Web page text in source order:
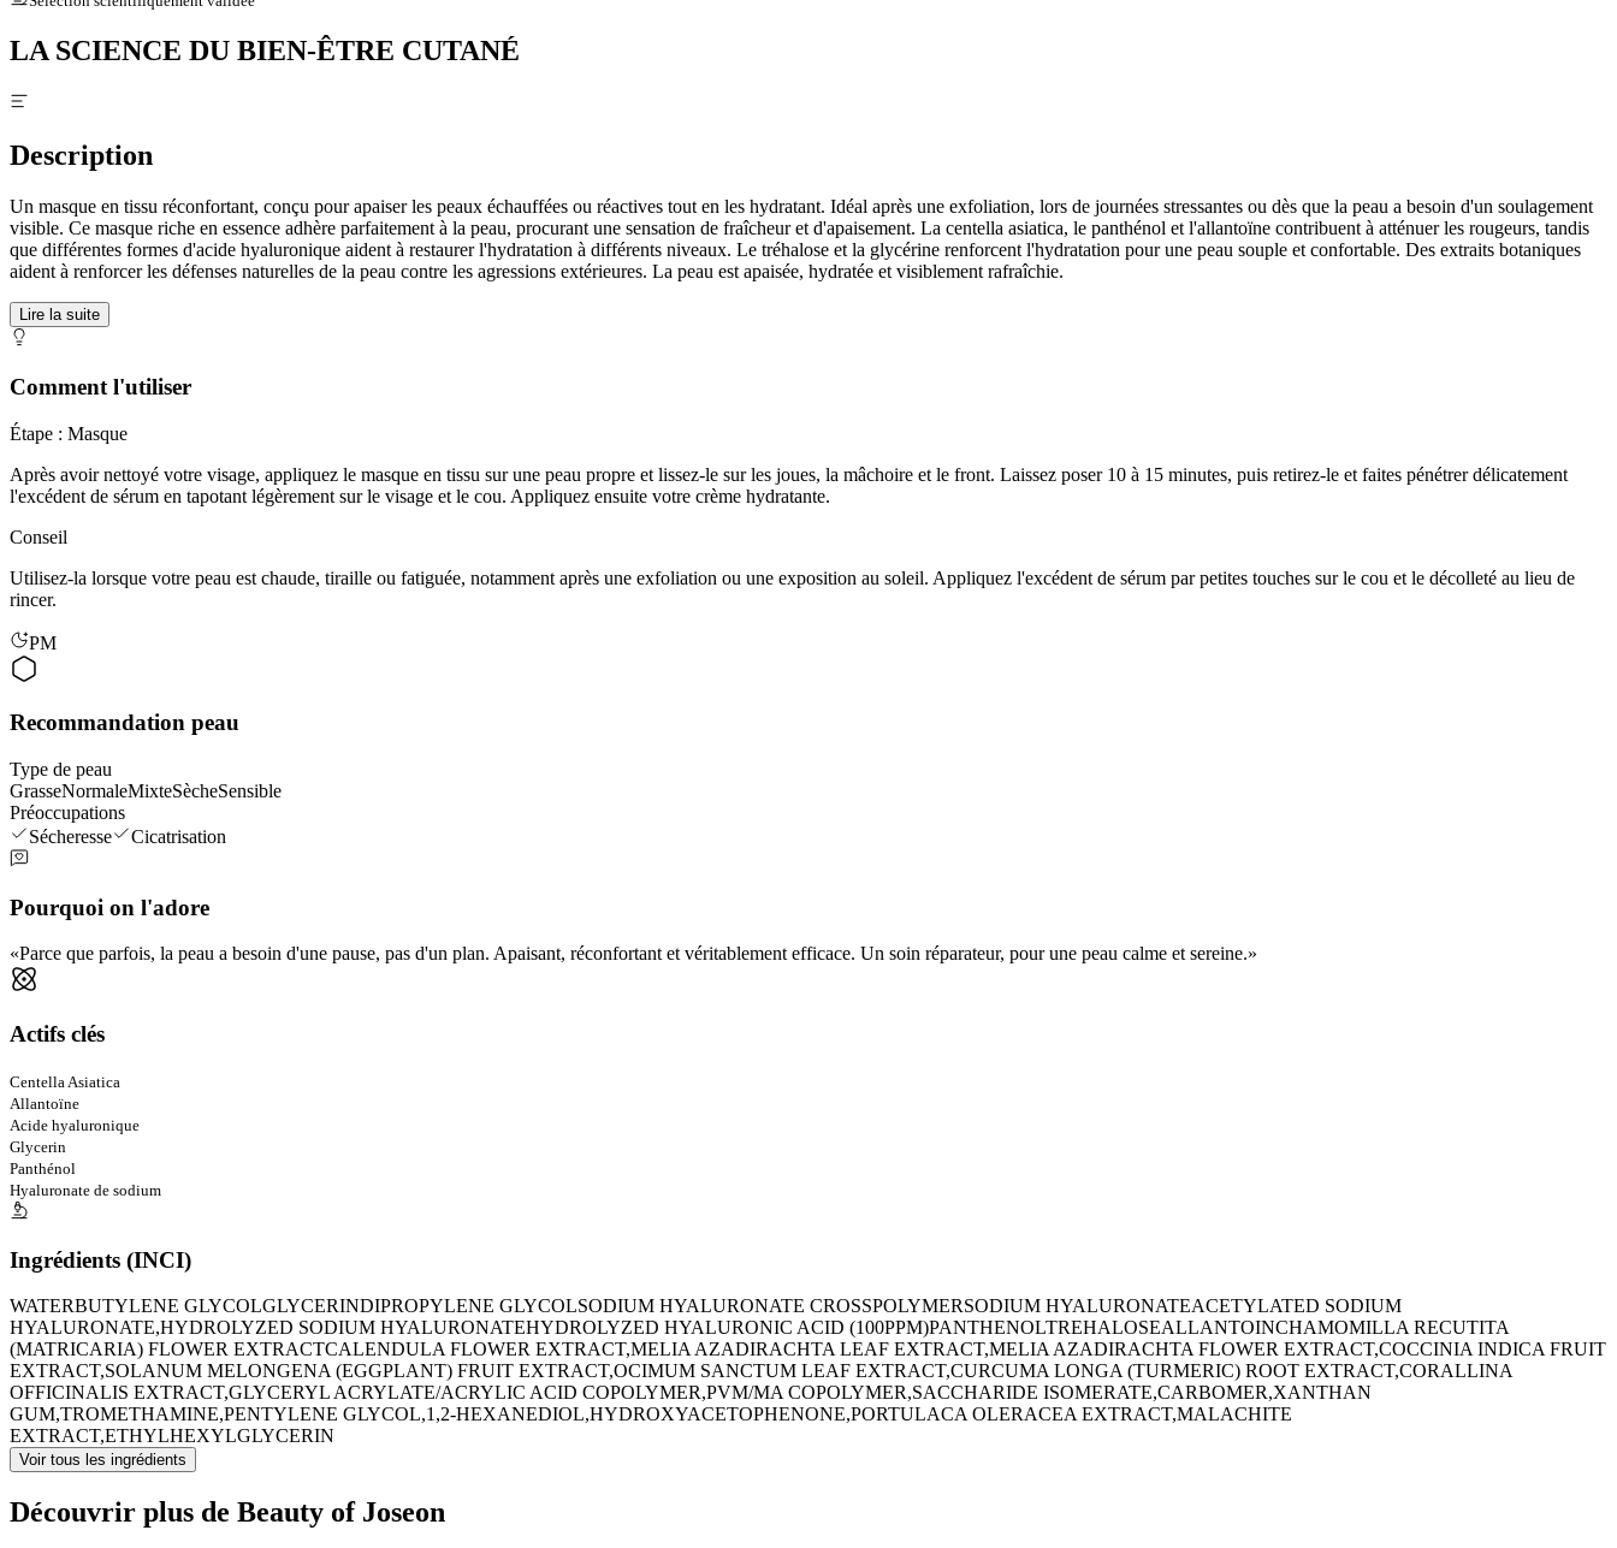
LA SCIENCE DU BIEN-ÊTRE CUTANÉ
Description
Un masque en tissu réconfortant, conçu pour apaiser les peaux échauffées ou réactives tout en les hydratant. Idéal après une exfoliation, lors de journées stressantes ou dès que la peau a besoin d'un soulagement
visible. Ce masque riche en essence adhère parfaitement à la peau, procurant une sensation de fraîcheur et d'apaisement. La centella asiatica, le panthénol et l'allantoïne contribuent à atténuer les rougeurs, tandis
que différentes formes d'acide hyaluronique aident à restaurer l'hydratation à différents niveaux. Le tréhalose et la glycérine renforcent l'hydratation pour une peau souple et confortable. Des extraits botaniques
aident à renforcer les défenses naturelles de la peau contre les agressions extérieures. La peau est apaisée, hydratée et visiblement rafraîchie.
Lire la suite
Comment l'utiliser
Étape : Masque
Après avoir nettoyé votre visage, appliquez le masque en tissu sur une peau propre et lissez-le sur les joues, la mâchoire et le front. Laissez poser 10 à 15 minutes, puis retirez-le et faites pénétrer délicatement
l'excédent de sérum en tapotant légèrement sur le visage et le cou. Appliquez ensuite votre crème hydratante.
Conseil
Utilisez-la lorsque votre peau est chaude, tiraille ou fatiguée, notamment après une exfoliation ou une exposition au soleil. Appliquez l'excédent de sérum par petites touches sur le cou et le décolleté au lieu de
rincer.
PM
Recommandation peau
Type de peau
GrasseNormaleMixteSècheSensible
Préoccupations
Sécheresse
Cicatrisation
Pourquoi on l'adore
Parce que parfois, la peau a besoin d'une pause, pas d'un plan. Apaisant, réconfortant et véritablement efficace. Un soin réparateur, pour une peau calme et sereine.
Actifs clés
Centella Asiatica
Allantoïne
Acide hyaluronique
Glycerin
Panthénol
Hyaluronate de sodium
Ingrédients (INCI)
WATERBUTYLENE GLYCOLGLYCERINDIPROPYLENE GLYCOLSODIUM HYALURONATE CROSSPOLYMERSODIUM HYALURONATEACETYLATED SODIUM
HYALURONATE,HYDROLYZED SODIUM HYALURONATEHYDROLYZED HYALURONIC ACID (100PPM)PANTHENOLTREHALOSEALLANTOINCHAMOMILLA RECUTITA
(MATRICARIA) FLOWER EXTRACTCALENDULA FLOWER EXTRACT,MELIA AZADIRACHTA LEAF EXTRACT,MELIA AZADIRACHTA FLOWER EXTRACT,COCCINIA INDICA FRUIT
EXTRACT,SOLANUM MELONGENA (EGGPLANT) FRUIT EXTRACT,OCIMUM SANCTUM LEAF EXTRACT,CURCUMA LONGA (TURMERIC) ROOT EXTRACT,CORALLINA
OFFICINALIS EXTRACT,GLYCERYL ACRYLATE/ACRYLIC ACID COPOLYMER,PVM/MA COPOLYMER,SACCHARIDE ISOMERATE,CARBOMER,XANTHAN
GUM,TROMETHAMINE,PENTYLENE GLYCOL,1,2-HEXANEDIOL,HYDROXYACETOPHENONE,PORTULACA OLERACEA EXTRACT,MALACHITE
EXTRACT,ETHYLHEXYLGLYCERIN
Voir tous les ingrédients
Découvrir plus de Beauty of Joseon